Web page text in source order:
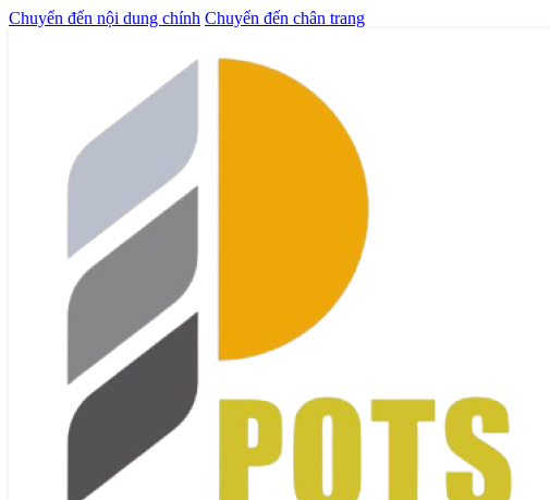
Chuyển đến nội dung chính Chuyển đến chân trang